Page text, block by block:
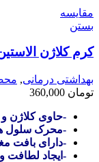
مقایسه
بستن
کرم کلاژن
بهداشتی درمانی,
تومان
-حاوی کلاژن و
-محرک سلول
-دارای بافت
-ایجاد لطافت